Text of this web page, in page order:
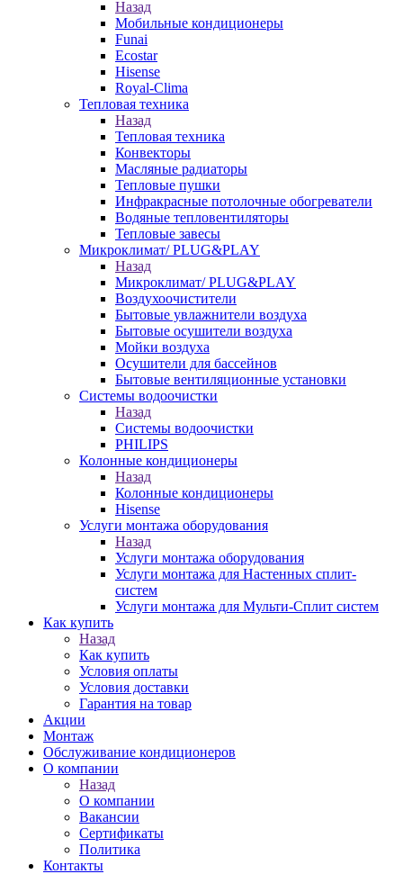
Назад
Мобильные кондиционеры
Funai
Ecostar
Hisense
Royal-Clima
Тепловая техника
Назад
Тепловая техника
Конвекторы
Масляные радиаторы
Тепловые пушки
Инфракрасные потолочные обогреватели
Водяные тепловентиляторы
Тепловые завесы
Микроклимат/ PLUG&PLAY
Назад
Микроклимат/ PLUG&PLAY
Воздухоочистители
Бытовые увлажнители воздуха
Бытовые осушители воздуха
Мойки воздуха
Осушители для бассейнов
Бытовые вентиляционные установки
Системы водоочистки
Назад
Системы водоочистки
PHILIPS
Колонные кондиционеры
Назад
Колонные кондиционеры
Hisense
Услуги монтажа оборудования
Назад
Услуги монтажа оборудования
Услуги монтажа для Настенных сплит-
систем
Услуги монтажа для Мульти-Сплит систем
Как купить
Назад
Как купить
Условия оплаты
Условия доставки
Гарантия на товар
Акции
Монтаж
Обслуживание кондиционеров
О компании
Назад
О компании
Вакансии
Сертификаты
Политика
Контакты